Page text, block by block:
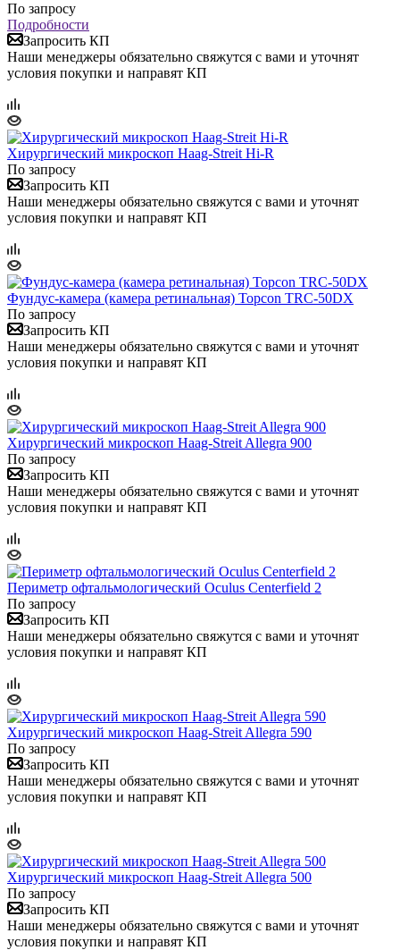
По запросу
Подробности
Запросить КП
Наши менеджеры обязательно свяжутся с вами и уточнят
условия покупки и направят КП
Хирургический микроскоп Haag-Streit Hi-R
По запросу
Запросить КП
Наши менеджеры обязательно свяжутся с вами и уточнят
условия покупки и направят КП
Фундус-камера (камера ретинальная) Topcon TRC-50DX
По запросу
Запросить КП
Наши менеджеры обязательно свяжутся с вами и уточнят
условия покупки и направят КП
Хирургический микроскоп Haag-Streit Allegra 900
По запросу
Запросить КП
Наши менеджеры обязательно свяжутся с вами и уточнят
условия покупки и направят КП
Периметр офтальмологический Oculus Centerfield 2
По запросу
Запросить КП
Наши менеджеры обязательно свяжутся с вами и уточнят
условия покупки и направят КП
Хирургический микроскоп Haag-Streit Allegra 590
По запросу
Запросить КП
Наши менеджеры обязательно свяжутся с вами и уточнят
условия покупки и направят КП
Хирургический микроскоп Haag-Streit Allegra 500
По запросу
Запросить КП
Наши менеджеры обязательно свяжутся с вами и уточнят
условия покупки и направят КП